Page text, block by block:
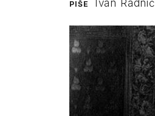
PIŠE Ivan Radnić